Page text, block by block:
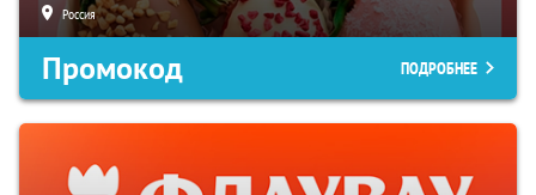
Россия
Промокод ПОДРОБНЕЕ